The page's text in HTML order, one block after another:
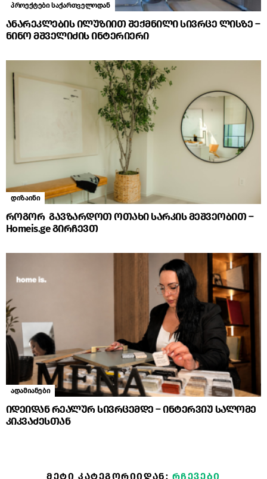
პროექტები საქართველოდან
ანარეკლების ილუზიით შექმნილი სივრცე ლისზე –
ნინო მშველიძის ინტერიერი
დიზაინი
როგორ გავზარდოთ ოთახი სარკის მეშვეობით –
Homeis.ge გირჩევთ
ადამიანები
იდეიდან რეალურ სივრცემდე – ინტერვიუ სალომე
კიკვაძესთან
ᲛᲔᲢᲘ ᲙᲐᲢᲔᲒᲝᲠᲘᲘᲓᲐᲜ: ᲠᲩᲔᲕᲔᲑᲘ